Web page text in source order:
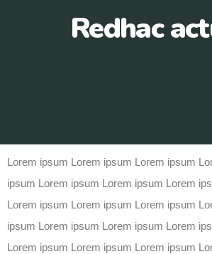
Redhac
Lorem ipsum Lorem ipsum Lorem ipsum
ipsum Lorem ipsum Lorem ipsum Lorem
Lorem ipsum Lorem ipsum Lorem ipsum
ipsum Lorem ipsum Lorem ipsum Lorem
Lorem ipsum Lorem ipsum Lorem ipsum